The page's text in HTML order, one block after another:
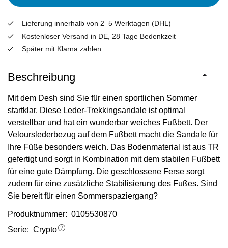
Lieferung innerhalb von 2–5 Werktagen (DHL)
Kostenloser Versand in DE, 28 Tage Bedenkzeit
Später mit Klarna zahlen
Beschreibung
Mit dem Desh sind Sie für einen sportlichen Sommer
startklar. Diese Leder-Trekkingsandale ist optimal
verstellbar und hat ein wunderbar weiches Fußbett. Der
Velourslederbezug auf dem Fußbett macht die Sandale für
Ihre Füße besonders weich. Das Bodenmaterial ist aus TR
gefertigt und sorgt in Kombination mit dem stabilen Fußbett
für eine gute Dämpfung. Die geschlossene Ferse sorgt
zudem für eine zusätzliche Stabilisierung des Fußes. Sind
Sie bereit für einen Sommerspaziergang?
Produktnummer: 0105530870
Serie: Crypto